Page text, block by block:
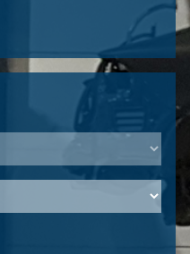
Volvo verkopen?
Niet gevonden?